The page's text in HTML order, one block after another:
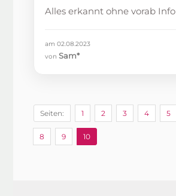
Alles erkannt ohne vorab Info
am 02.08.2023
vonSam*
Seiten: 1 2 3 4 5
8 9 10